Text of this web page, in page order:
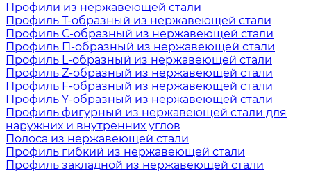
Профили из нержавеющей стали
Профиль Т-образный из нержавеющей стали
Профиль С-образный из нержавеющей стали
Профиль П-образный из нержавеющей стали
Профиль L-образный из нержавеющей стали
Профиль Z-образный из нержавеющей стали
Профиль F-образный из нержавеющей стали
Профиль Y-образный из нержавеющей стали
Профиль фигурный из нержавеющей стали для
наружних и внутренних углов
Полоса из нержавеющей стали
Профиль гибкий из нержавеющей стали
Профиль закладной из нержавеющей стали